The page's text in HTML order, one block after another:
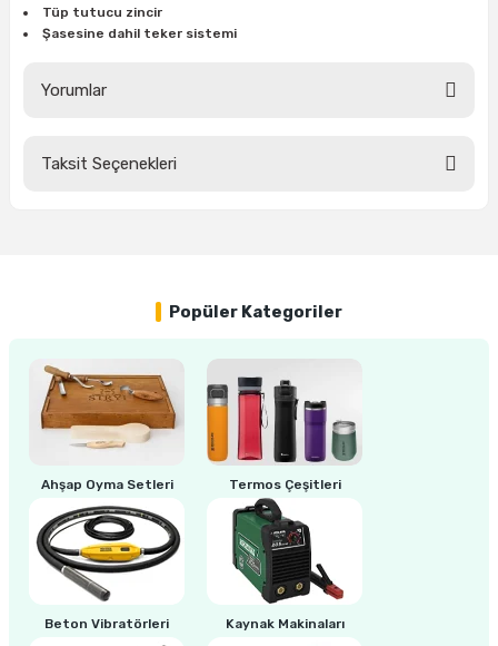
Tüp tutucu zincir
Şasesine dahil teker sistemi
Yorumlar
Taksit Seçenekleri
Popüler Kategoriler
Ahşap Oyma Setleri Termos Çeşitleri
Beton Vibratörleri Kaynak Makinaları